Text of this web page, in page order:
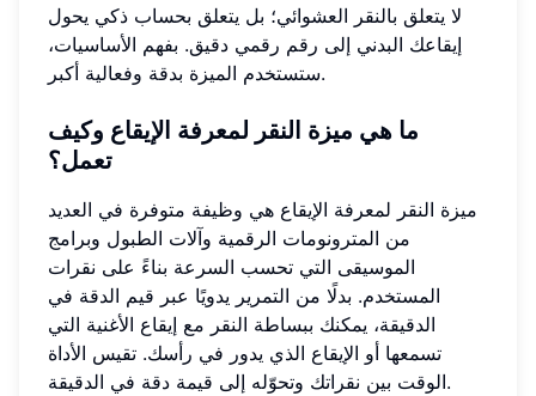
لا يتعلق بالنقر العشوائي؛ بل يتعلق بحساب ذكي يحول
إيقاعك البدني إلى رقم رقمي دقيق. بفهم الأساسيات،
ستستخدم الميزة بدقة وفعالية أكبر.
ما هي ميزة النقر لمعرفة الإيقاع وكيف
تعمل؟
ميزة النقر لمعرفة الإيقاع هي وظيفة متوفرة في العديد
من المترونومات الرقمية وآلات الطبول وبرامج
الموسيقى التي تحسب السرعة بناءً على نقرات
المستخدم. بدلًا من التمرير يدويًا عبر قيم الدقة في
الدقيقة، يمكنك ببساطة النقر مع إيقاع الأغنية التي
تسمعها أو الإيقاع الذي يدور في رأسك. تقيس الأداة
الوقت بين نقراتك وتحوّله إلى قيمة دقة في الدقيقة.